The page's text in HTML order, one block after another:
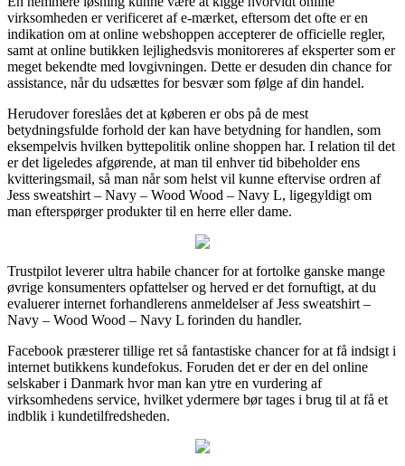
virksomheden er verificeret af e-mærket, eftersom det ofte er en
indikation om at online webshoppen accepterer de officielle regler,
samt at online butikken lejlighedsvis monitoreres af eksperter som er
meget bekendte med lovgivningen. Dette er desuden din chance for
assistance, når du udsættes for besvær som følge af din handel.
Herudover foreslåes det at køberen er obs på de mest
betydningsfulde forhold der kan have betydning for handlen, som
eksempelvis hvilken byttepolitik online shoppen har. I relation til det
er det ligeledes afgørende, at man til enhver tid bibeholder ens
kvitteringsmail, så man når som helst vil kunne eftervise ordren af
Jess sweatshirt – Navy – Wood Wood – Navy L, ligegyldigt om
man efterspørger produkter til en herre eller dame.
Trustpilot leverer ultra habile chancer for at fortolke ganske mange
øvrige konsumenters opfattelser og herved er det fornuftigt, at du
evaluerer internet forhandlerens anmeldelser af Jess sweatshirt –
Navy – Wood Wood – Navy L forinden du handler.
Facebook præsterer tillige ret så fantastiske chancer for at få indsigt i
internet butikkens kundefokus. Foruden det er der en del online
selskaber i Danmark hvor man kan ytre en vurdering af
virksomhedens service, hvilket ydermere bør tages i brug til at få et
indblik i kundetilfredsheden.